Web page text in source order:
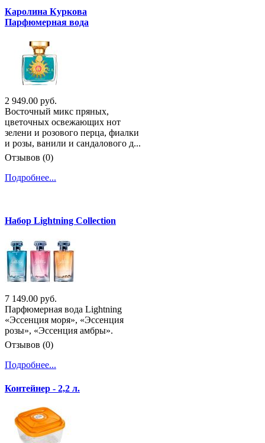
Каролина Куркова
Парфюмерная вода
2 949.00 руб.
Восточный микс пряных,
цветочных освежающих нот
зелени и розового перца, фиалки
и розы, ванили и сандалового д...
Отзывов (0)
Подробнее...
Набор Lightning Collection
7 149.00 руб.
Парфюмерная вода Lightning
«Эссенция моря», «Эссенция
розы», «Эссенция амбры».
Отзывов (0)
Подробнее...
Контейнер - 2,2 л.